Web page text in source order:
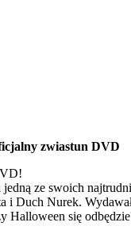
zwiastun DVD
jedną ze swoich
Duch Nurek.
się